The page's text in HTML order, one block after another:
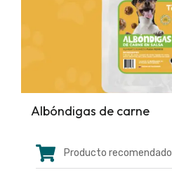
Albóndigas de carne
Producto recomendado